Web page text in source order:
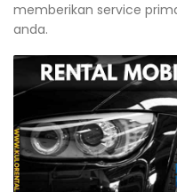
memberikan service
anda.